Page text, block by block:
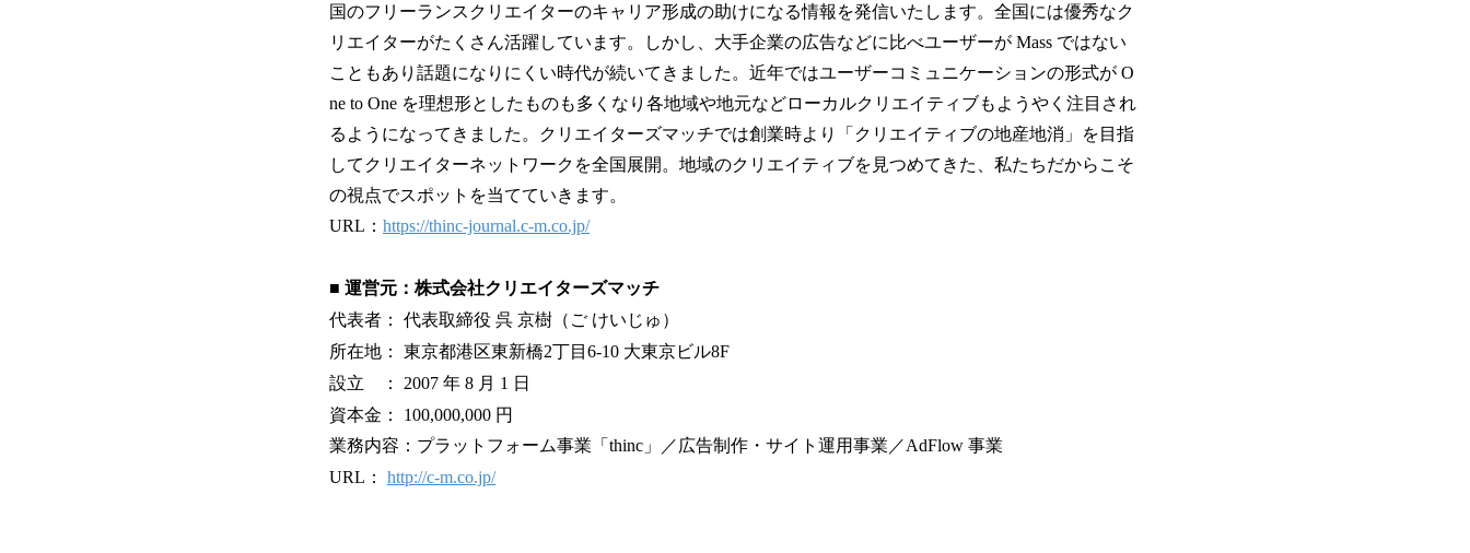
国のフリーランスクリエイターのキャリア形成の助けになる情報を発信いたします。全国には優秀なク
リエイターがたくさん活躍しています。しかし、大手企業の広告などに比べユーザーが Mass ではない
こともあり話題になりにくい時代が続いてきました。近年ではユーザーコミュニケーションの形式が O
ne to One を理想形としたものも多くなり各地域や地元などローカルクリエイティブもようやく注目され
るようになってきました。クリエイターズマッチでは創業時より「クリエイティブの地産地消」を目指
してクリエイターネットワークを全国展開。地域のクリエイティブを見つめてきた、私たちだからこそ
の視点でスポットを当てていきます。
URL： https://thinc-journal.c-m.co.jp/
■ 運営元：株式会社クリエイターズマッチ
代表者： 代表取締役 呉 京樹（ご けいじゅ）
所在地： 東京都港区東新橋2丁目6-10 大東京ビル8F
設立 ： 2007 年 8 月 1 日
資本金： 100,000,000 円
業務内容：プラットフォーム事業「thinc」／広告制作・サイト運用事業／AdFlow 事業
URL： http://c-m.co.jp/